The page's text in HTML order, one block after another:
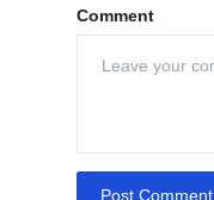
Comment
Post Comment